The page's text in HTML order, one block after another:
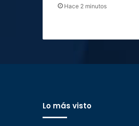
Hace 2 minutos
Lo más visto